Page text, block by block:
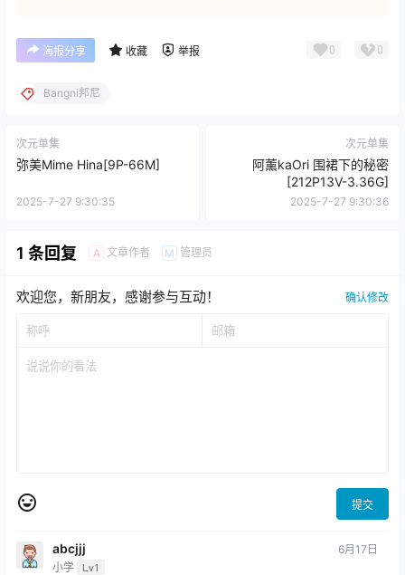
海报分享 收藏 举报 0 0
Bangni邦尼
次元单集
弥美Mime Hina[9P-66M]
2025-7-27 9:30:35
次元单集
阿薰kaOri 围裙下的秘密
[212P13V-3.36G]
2025-7-27 9:30:36
1 条回复 A 文章作者 M 管理员
欢迎您，新朋友，感谢参与互动！ 确认修改
提交
abcjjj
小学 Lv1
6月17日